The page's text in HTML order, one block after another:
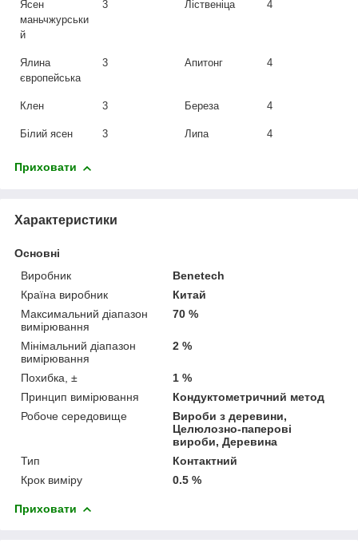
Ясен
маньчжурськи
й
3 Ліственіца 4
Ялина
європейська
3 Апитонг 4
Клен 3 Береза 4
Білий ясен 3 Липа 4
Приховати
Характеристики
Основні
Виробник
Benetech
Країна виробник
Китай
Максимальний діапазон
вимірювання
70 %
Мінімальний діапазон
вимірювання
2 %
Похибка, ±
1 %
Принцип вимірювання
Кондуктометричний метод
Робоче середовище
Вироби з деревини,
Целюлозно-паперові
вироби, Деревина
Тип
Контактний
Крок виміру
0.5 %
Приховати